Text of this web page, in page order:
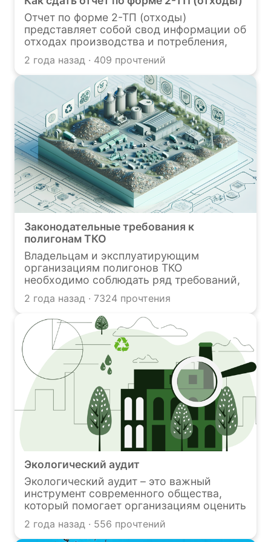
Отчет по форме 2-ТП (отходы)
представляет собой свод информации об
отходах производства и потребления,
который подается в территориальный
орган Росприроднадзора. В данной
статье мы расскажем об особенностях
формирования отчета, которые должен
учитывать инженер-эколог, а также о
том, где, как и в какие сроки следует
сдавать отчет, чтобы избежать штрафов.
2 года назад · 409 прочтений
Законодательные требования к
полигонам ТКО
Владельцам и эксплуатирующим
организациям полигонов ТКО
необходимо соблюдать ряд требований,
определенных действующим
экологическим законодательством.
Требования заключаются в соответствии
законодательным нормам устройства
полигона, порядка его эксплуатации,
принимаемых мер по охране
окружающей среды и документации.
2 года назад · 7324 прочтения
Экологический аудит
Экологический аудит – это важный
инструмент современного общества,
который помогает организациям оценить
влияние своей деятельности на
окружающую среду. В наше время
2 года назад · 556 прочтений